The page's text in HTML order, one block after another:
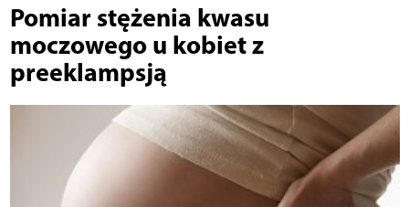
Pomiar stężenia kwasu
moczowego u kobiet z
preeklampsją